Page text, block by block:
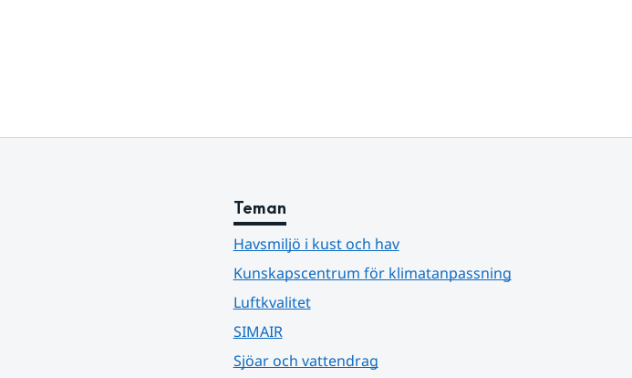
Teman
Havsmiljö i kust och hav
Kunskapscentrum för klimatanpassning
Luftkvalitet
SIMAIR
Sjöar och vattendrag